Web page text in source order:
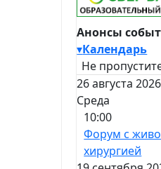
Анонсы
▾Календарь
Не
26 августа
Среда
10:00
Форум с
хирургией